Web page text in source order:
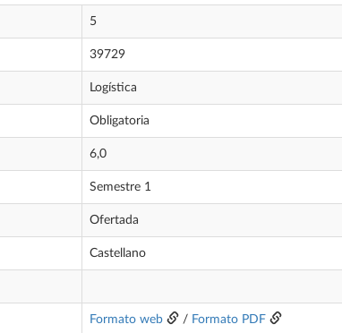
5
39729
Logística
Obligatoria
6,0
Semestre 1
Ofertada
Castellano
Formato web / Formato PDF